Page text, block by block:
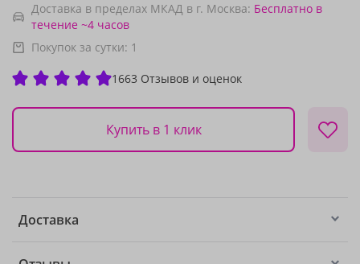
Доставка в пределах МКАД в г. Москва: Бесплатно в
течение ~4 часов
Покупок за сутки: 1
1663 Отзывов и оценок
Купить в 1 клик
Доставка